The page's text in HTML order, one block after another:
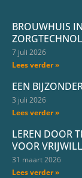
BROUWHUIS
7 juli 2026
Lees verder »
EEN
3 juli 2026
Lees verder »
LEREN DOOR
VOOR
31 maart 2026
Lees verder »